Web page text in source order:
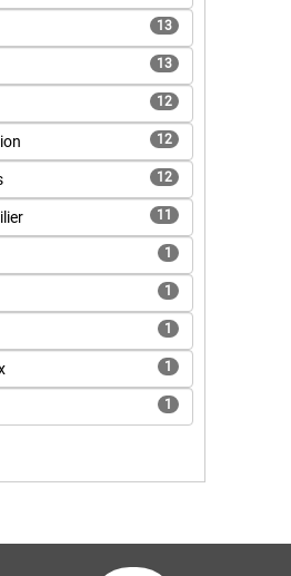
13
13
12
12
12
11
1
1
1
1
1